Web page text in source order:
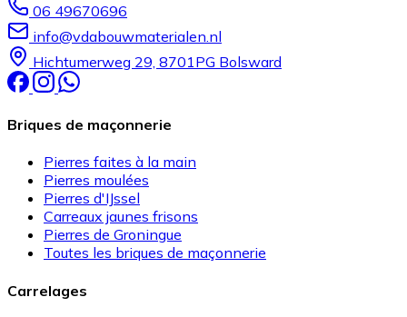
06 49670696
info@vdabouwmaterialen.nl
Hichtumerweg 29, 8701PG Bolsward
Briques de maçonnerie
Pierres faites à la main
Pierres moulées
Pierres d'IJssel
Carreaux jaunes frisons
Pierres de Groningue
Toutes les briques de maçonnerie
Carrelages